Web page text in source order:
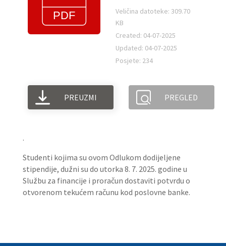
Veličina datoteke: 309.70
KB
Created: 04-07-2025
Updated: 04-07-2025
Posjete: 234
PREUZMI PREGLED
.
Studenti kojima su ovom Odlukom dodijeljene
stipendije, dužni su do utorka 8. 7. 2025. godine u
Službu za financije i proračun dostaviti potvrdu o
otvorenom tekućem računu kod poslovne banke.